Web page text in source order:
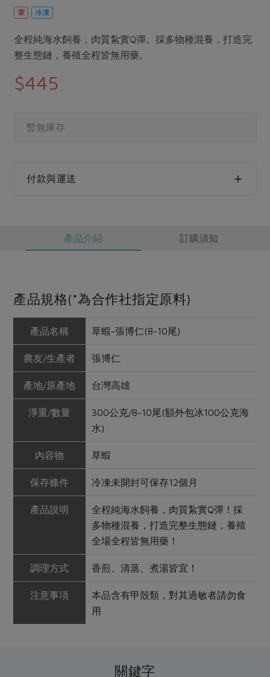
美妝保養 個人清潔
日用品
優惠專區
樂齡友善
異國料理
養身食補
主婦聯盟X樂齡網特約優惠案
2024農業發展計畫年度報告
更多議題活動
公益金
更多議題
典藏閱覽室
社員權益
社務專區
選舉專區
葷 冷凍
全程純海水飼養，肉質紮實Q彈。採多物種混養，打造完
整生態鏈，養殖全程皆無用藥。
$445
暫無庫存
付款與運送
產品介紹 訂購須知
產品規格(*為合作社指定原料)
產品名稱 草蝦-張博仁(8-10尾)
農友/生產者 張博仁
產地/原產地 台灣高雄
淨重/數量
300公克/8-10尾(額外包冰100公克海
水)
內容物 草蝦
保存條件 冷凍未開封可保存12個月
產品說明
全程純海水飼養，肉質紮實Q彈！採
多物種混養，打造完整生態鏈，養殖
全場全程皆無用藥！
調理方式 香煎、清蒸、煮湯皆宜！
注意事項
本品含有甲殼類，對其過敏者請勿食
用
關鍵字